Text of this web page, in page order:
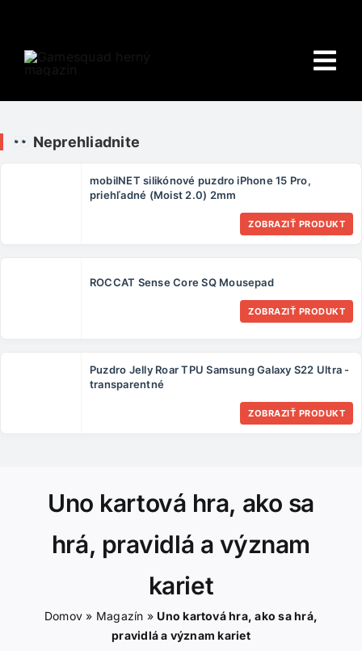
content
PORADŇA
ČLÁNKY
KONTAKT
Neprehliadnite
mobilNET silikónové puzdro iPhone 15 Pro,
priehľadné (Moist 2.0) 2mm
ZOBRAZIŤ PRODUKT
ROCCAT Sense Core SQ Mousepad
ZOBRAZIŤ PRODUKT
Puzdro Jelly Roar TPU Samsung Galaxy S22 Ultra -
transparentné
ZOBRAZIŤ PRODUKT
Uno kartová hra, ako sa
hrá, pravidlá a význam
kariet
Domov » Magazín » Uno kartová hra, ako sa hrá,
pravidlá a význam kariet